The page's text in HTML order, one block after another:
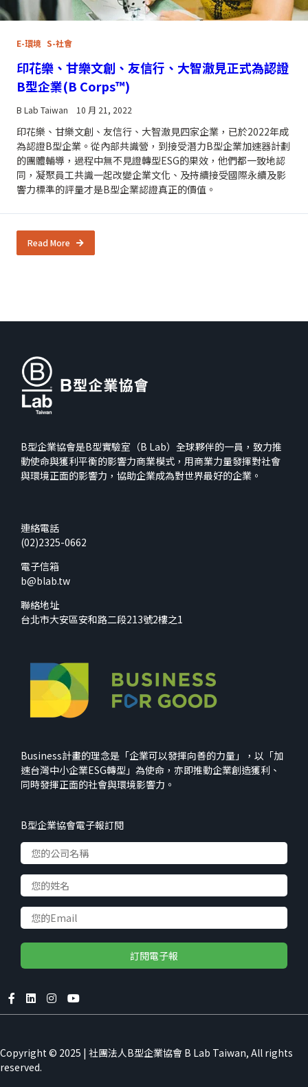
E-環境 S-社會
印花樂、甘樂文創、友信行、大智澈見正式為認證
B型企業(B Corps™)
B Lab Taiwan 10 月 21, 2022
印花樂、甘樂文創、友信行、大智澈見四家企業，已於2022年成
為認證B型企業。從內部共識營，到接受潛力B型企業加速器計劃
的團體輔導，過程中無不見證轉型ESG的果效，他們都一致地認
同，凝聚員工共識一起改變企業文化、及持續接受國際永續及影
響力標準的評量才是B型企業認證真正的價值。
Read More
B型企業協會是B型實驗室（B Lab）全球夥伴的一員，致力推
動使命與獲利平衡的影響力商業模式，用商業力量發揮對社會
與環境正面的影響力，協助企業成為對世界最好的企業。
連絡電話
(02)2325-0662
電子信箱
b@blab.tw
聯絡地址
台北市大安區安和路二段213號2樓之1
Business計畫的理念是「企業可以發揮向善的力量」，以「加
速台灣中小企業ESG轉型」為使命，亦即推動企業創造獲利、
同時發揮正面的社會與環境影響力。
B型企業協會電子報訂閱
Copyright © 2025 | 社團法人B型企業協會 B Lab Taiwan, All rights
reserved.
We use cookies to improve your
experience on our website
Accept